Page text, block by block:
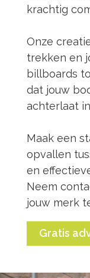
krachtig
Onze
trekken en
billboards
dat jouw
achterlaat
Maak een
opvallen
en
Neem
jouw merk
Gratis